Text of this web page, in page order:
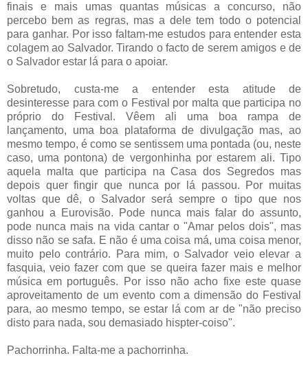
finais e mais umas quantas músicas a concurso, não
percebo bem as regras, mas a dele tem todo o potencial
para ganhar. Por isso faltam-me estudos para entender esta
colagem ao Salvador. Tirando o facto de serem amigos e de
o Salvador estar lá para o apoiar.
Sobretudo, custa-me a entender esta atitude de
desinteresse para com o Festival por malta que participa no
próprio do Festival. Vêem ali uma boa rampa de
lançamento, uma boa plataforma de divulgação mas, ao
mesmo tempo, é como se sentissem uma pontada (ou, neste
caso, uma pontona) de vergonhinha por estarem ali. Tipo
aquela malta que participa na Casa dos Segredos mas
depois quer fingir que nunca por lá passou. Por muitas
voltas que dê, o Salvador será sempre o tipo que nos
ganhou a Eurovisão. Pode nunca mais falar do assunto,
pode nunca mais na vida cantar o "Amar pelos dois", mas
disso não se safa. E não é uma coisa má, uma coisa menor,
muito pelo contrário. Para mim, o Salvador veio elevar a
fasquia, veio fazer com que se queira fazer mais e melhor
música em português. Por isso não acho fixe este quase
aproveitamento de um evento com a dimensão do Festival
para, ao mesmo tempo, se estar lá com ar de "não preciso
disto para nada, sou demasiado hispter-coiso".
Pachorrinha. Falta-me a pachorrinha.